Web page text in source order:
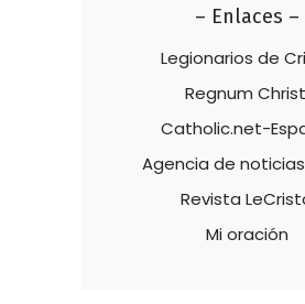
– Enlaces –
Legionarios de
Regnum
Catholic.net-
Agencia de
Revista
Mi oración